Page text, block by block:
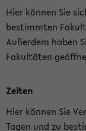
Hier können Sie
bestimmten
Außerdem haben
Fakultäten
Zeiten
Hier können Sie
Tagen und zu